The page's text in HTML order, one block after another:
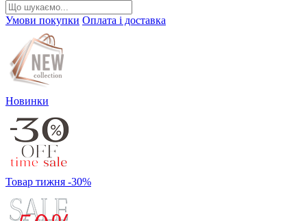
Умови покупки Оплата і доставка
Новинки
Товар тижня -30%